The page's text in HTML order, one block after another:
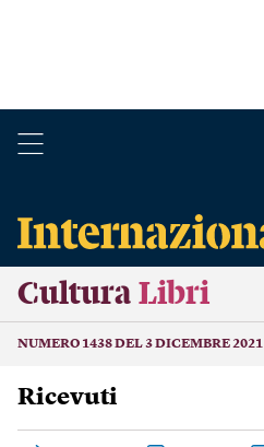
Cultura Libri
NUMERO 1438 DEL 3 DICEMBRE 2021
Ricevuti